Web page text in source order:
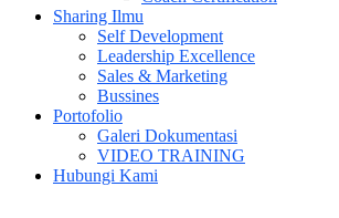
Sharing Ilmu
Self Development
Leadership Excellence
Sales & Marketing
Bussines
Portofolio
Galeri Dokumentasi
VIDEO TRAINING
Hubungi Kami